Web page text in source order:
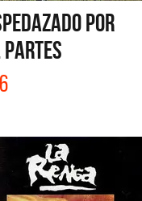
POR